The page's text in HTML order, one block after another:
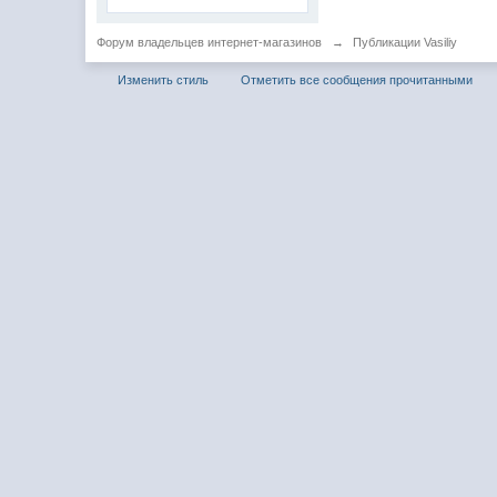
Форум владельцев интернет-магазинов → Публикации Vasiliy
Изменить стиль Отметить все сообщения прочитанными